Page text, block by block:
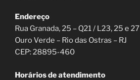
Endereço
Rua Granada, 25 – Q21 / L23, 25 e 27
Ouro Verde – Rio das Ostras – RJ
CEP: 28895-460
Horários de atendimento